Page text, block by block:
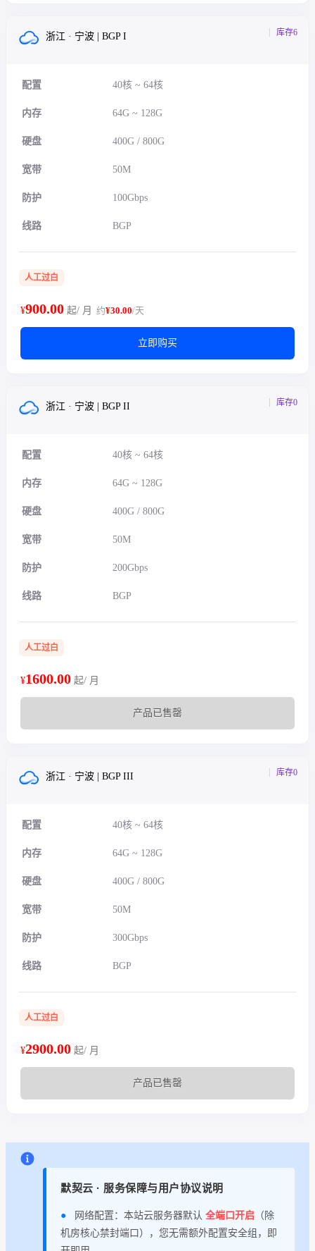
浙江 · 宁波 | BGP I 库存6
配置 40核 ~ 64核
内存 64G ~ 128G
硬盘 400G / 800G
宽带 50M
防护 100Gbps
线路 BGP
人工过白
¥900.00 起/ 月 约¥30.00/天
立即购买
浙江 · 宁波 | BGP II 库存0
配置 40核 ~ 64核
内存 64G ~ 128G
硬盘 400G / 800G
宽带 50M
防护 200Gbps
线路 BGP
人工过白
¥1600.00 起/ 月
产品已售罄
浙江 · 宁波 | BGP III 库存0
配置 40核 ~ 64核
内存 64G ~ 128G
硬盘 400G / 800G
宽带 50M
防护 300Gbps
线路 BGP
人工过白
¥2900.00 起/ 月
产品已售罄
默契云 · 服务保障与用户协议说明
● 网络配置：本站云服务器默认 全端口开启 （除
机房核心禁封端口），您无需额外配置安全组，即